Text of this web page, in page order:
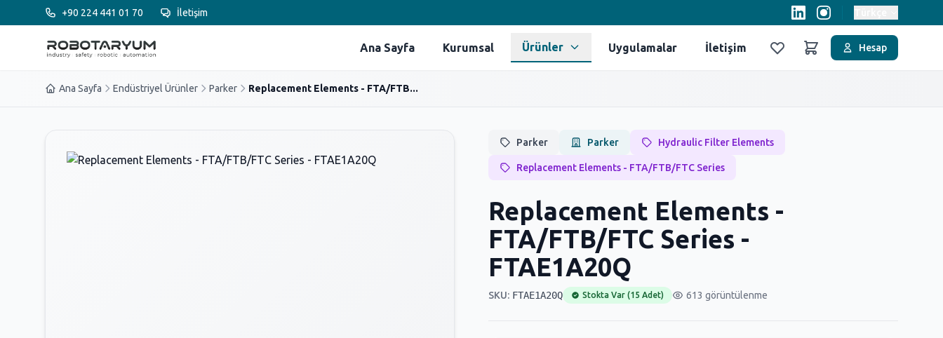
Ana içeriğe geç+90 224 441 01 70 İletişim
Ana Sayfa Kurumsal Ürünler Uygulamalar İletişim
FavorilerSepet
Hesap
Ana Sayfa Endüstriyel Ürünler Parker Replacement Elements - FTA/FTB...
Parker Parker Hydraulic Filter Elements
Replacement Elements - FTA/FTB/FTC Series
Replacement Elements -
FTA/FTB/FTC Series -
FTAE1A20Q
SKU: FTAE1A20Q Stokta Var (15 Adet) 613 görüntülenme